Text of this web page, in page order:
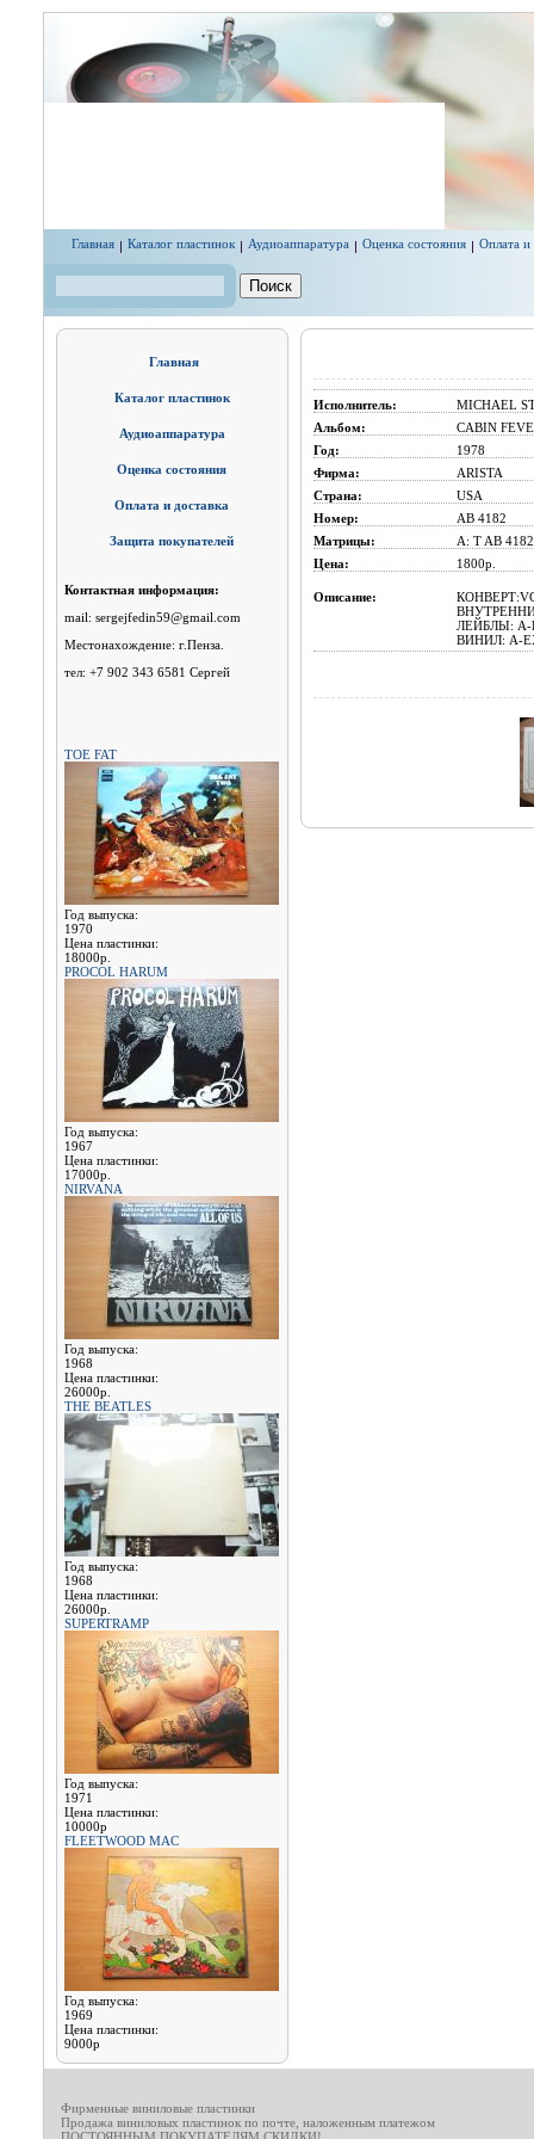
Главная Каталог пластинок Аудиоаппаратура Оценка состояния Оплата и
Главная
Каталог пластинок
Аудиоаппаратура
Оценка состояния
Оплата и доставка
Защита покупателей
Контактная информация:
mail: sergejfedin59@gmail.com
Местонахождение: г.Пенза.
тел: +7 902 343 6581 Сергей
TOE FAT
Год выпуска:
1970
Цена пластинки:
18000р.
PROCOL HARUM
Год выпуска:
1967
Цена пластинки:
17000р.
NIRVANA
Год выпуска:
1968
Цена пластинки:
26000р.
THE BEATLES
Год выпуска:
1968
Цена пластинки:
26000р.
SUPERTRAMP
Год выпуска:
1971
Цена пластинки:
10000р
FLEETWOOD MAC
Год выпуска:
1969
Цена пластинки:
9000р
Исполнитель:
MICHAEL
Альбом:
CABIN
Год:
1978
Фирма:
ARISTA
Страна:
USA
Номер:
AB 4182
Матрицы:
A: T AB
Цена:
1800p.
Описание:
ЛЕЙБЛЫ: A-
ВИНИЛ: A-
Фирменные виниловые пластинки
Продажа виниловых пластинок по почте, наложенным платежом